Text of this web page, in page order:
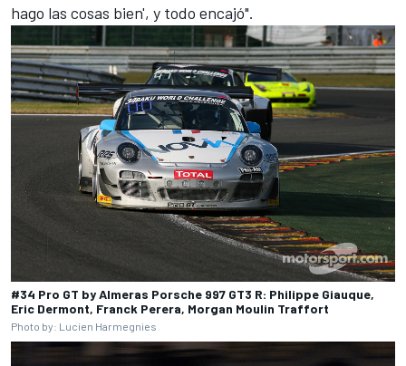
hago las cosas bien', y todo encajó".
#34 Pro GT by Almeras Porsche 997 GT3 R: Philippe Giauque,
Eric Dermont, Franck Perera, Morgan Moulin Traffort
Photo by: Lucien Harmegnies